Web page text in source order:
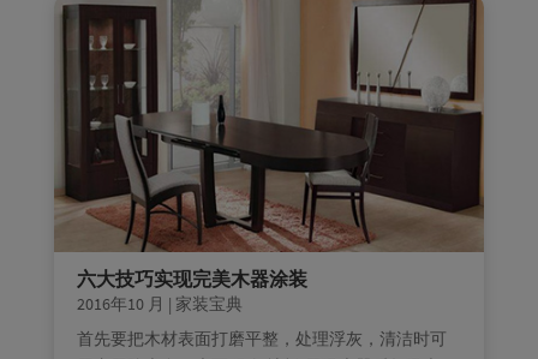
六大技巧实现完美木器涂装
2016年10 月 | 家装宝典
首先要把木材表面打磨平整，处理浮灰，清洁时可